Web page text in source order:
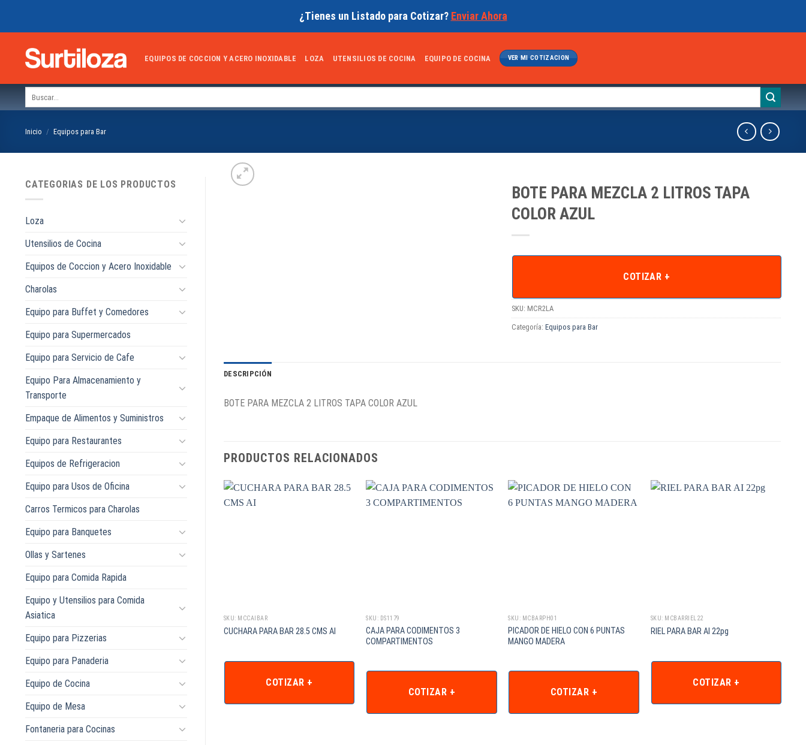
¿Tienes un Listado para Cotizar? Enviar Ahora
EQUIPOS DE COCCION Y ACERO INOXIDABLE LOZA UTENSILIOS DE COCINA EQUIPO DE COCINA VER MI COTIZACION
Inicio / Equipos para Bar
CATEGORIAS DE LOS PRODUCTOS
Loza
Utensilios de Cocina
Equipos de Coccion y Acero Inoxidable
Charolas
Equipo para Buffet y Comedores
Equipo para Supermercados
Equipo para Servicio de Cafe
Equipo Para Almacenamiento y
Transporte
Empaque de Alimentos y Suministros
Equipo para Restaurantes
Equipos de Refrigeracion
Equipo para Usos de Oficina
Carros Termicos para Charolas
Equipo para Banquetes
Ollas y Sartenes
Equipo para Comida Rapida
Equipo y Utensilios para Comida
Asiatica
Equipo para Pizzerias
Equipo para Panaderia
Equipo de Cocina
Equipo de Mesa
Fontaneria para Cocinas
BOTE PARA MEZCLA 2 LITROS TAPA
COLOR AZUL
COTIZAR +
SKU: MCR2LA
Categoría: Equipos para Bar
DESCRIPCIÓN
BOTE PARA MEZCLA 2 LITROS TAPA COLOR AZUL
PRODUCTOS RELACIONADOS
SKU: MCCAIBAR
CUCHARA PARA BAR 28.5 CMS AI
COTIZAR +
SKU: DS1179
CAJA PARA CODIMENTOS 3
COMPARTIMENTOS
COTIZAR +
SKU: MCBARPH01
PICADOR DE HIELO CON 6 PUNTAS
MANGO MADERA
COTIZAR +
SKU: MCBARRIEL22
RIEL PARA BAR AI 22pg
COTIZAR +